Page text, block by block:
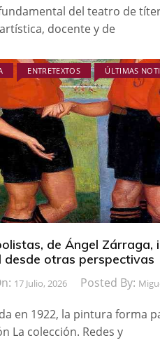
del teatro de
docente y de
ENTRETEXTOS ÚLTIMAS
de Ángel Zárraga,
desde otras perspectivas
17 Julio, 2026 Posted By:
en 1922, la pintura forma
La colección. Redes y